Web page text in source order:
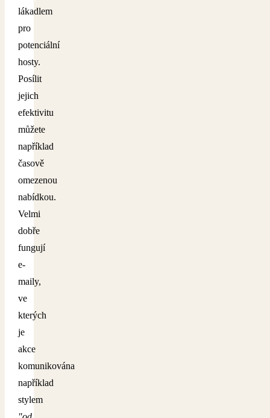
lákadlem
pro
potenciální
hosty.
Posílit
jejich
efektivitu
můžete
například
časově
omezenou
nabídkou.
Velmi
dobře
fungují
e-
maily,
ve
kterých
je
akce
komunikována
například
stylem